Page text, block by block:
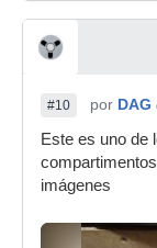
#10 por DAG
Este es uno de
imágenes